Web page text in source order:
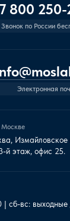
800
Звонок по России
Электронная
Москве
й этаж, офис 25.
| сб-вс: выходные